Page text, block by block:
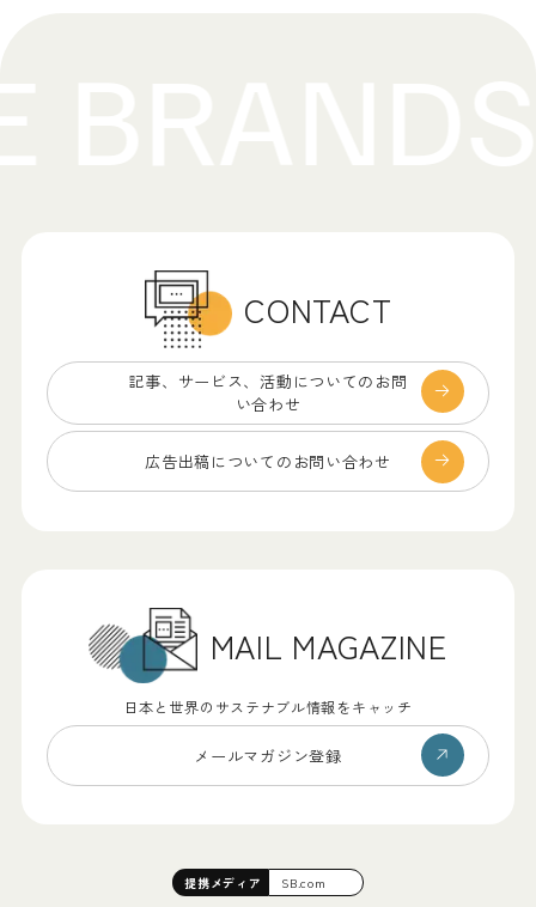
CONTACT
記事、サービス、 活動についてのお問
い合わせ
広告出稿についての お問い合わせ
MAIL MAGAZINE
日本と世界のサステナブル情報をキャッチ
メールマガジン登録
提携メディア SB.com